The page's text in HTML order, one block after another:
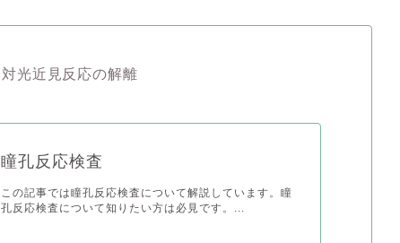
対光近見反応の解離
瞳孔反応検査
この記事では瞳孔反応検査について解説しています。瞳
孔反応検査について知りたい方は必見です。...